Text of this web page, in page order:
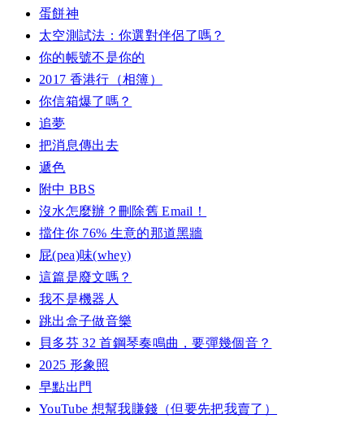
蛋餅神
太空測試法：你選對伴侶了嗎？
你的帳號不是你的
2017 香港行（相簿）
你信箱爆了嗎？
追夢
把消息傳出去
遞色
附中 BBS
沒水怎麼辦？刪除舊 Email！
擋住你 76% 生意的那道黑牆
屁(pea)味(whey)
這篇是廢文嗎？
我不是機器人
跳出盒子做音樂
貝多芬 32 首鋼琴奏鳴曲，要彈幾個音？
2025 形象照
早點出門
YouTube 想幫我賺錢（但要先把我賣了）